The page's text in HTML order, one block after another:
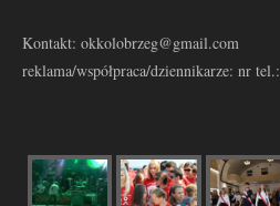
Kontakt: okkolobrzeg@gmail.com
reklama/współpraca/dziennikarze: nr tel.: